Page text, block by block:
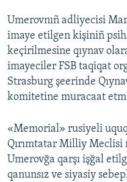
Umerovnıñ adliyecisi
imaye etilgen kişiniñ
keçirilmesine qıynav
imayeciler FSB taqiqat
Strasburg şeerinde
komitetine muracaat
«Memorial» rusiyeli
Qırımtatar Milliy
Umerovğa qarşı işğal
qanunsız ve siyasiy